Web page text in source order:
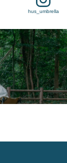
hus_umbrella